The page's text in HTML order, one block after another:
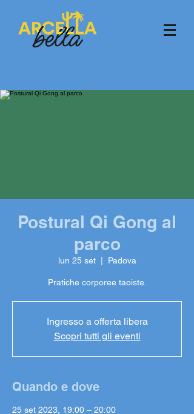
Postural Qi Gong al
parco
lun 25 set
  |
Padova
Pratiche corporee taoiste.
Ingresso a offerta libera
Scopri tutti gli eventi
Quando e dove
25 set 2023, 19:00 – 20:00